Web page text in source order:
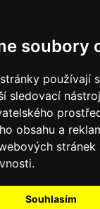
soubory
používají
sledovací
obsahu a
stránek
Souhlasím